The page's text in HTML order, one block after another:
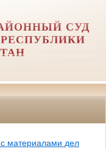
СУД
материалами дел